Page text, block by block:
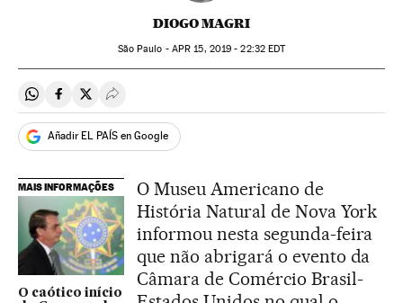
DIOGO MAGRI
São Paulo - APR 15, 2019 - 22:32EDT
Compartir en Whatsapp
Compartir en Facebook
Compartir en Twitter
Desplegar Redes Sociales
Añadir EL PAÍS en Google
MAIS INFORMAÇÕES
O caótico início
O Museu Americano de
História Natural de Nova York
informou nesta segunda-feira
que não abrigará o evento da
Câmara de Comércio Brasil-